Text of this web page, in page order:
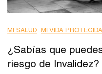
MI SALUD MI VIDA PROTEGIDA
¿Sabías que
riesgo de Invalidez?